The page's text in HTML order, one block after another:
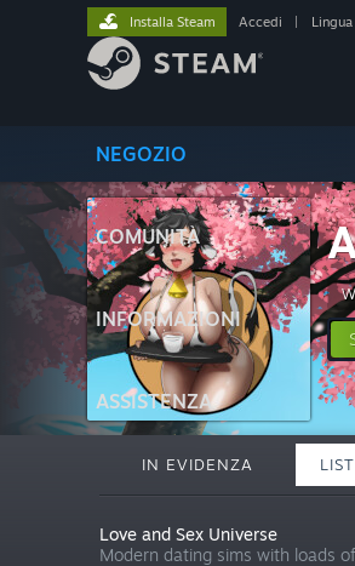
NEGOZIO
COMUNITÀ
INFORMAZIONI
ASSISTENZA
Installa Steam Accedi Lingua
IN EVIDENZA
Love and Sex Universe
Modern dating sims with loads